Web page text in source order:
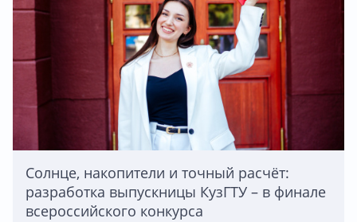
Солнце, накопители и точный расчёт:
разработка выпускницы КузГТУ – в финале
всероссийского конкурса